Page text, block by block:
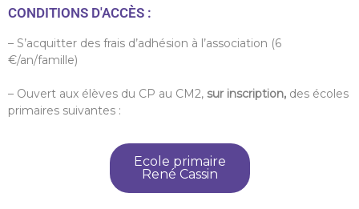
CONDITIONS D'ACCÈS :
– S’acquitter des frais d’adhésion à l’association (6
€/an/famille)
– Ouvert aux élèves du CP au CM2, sur inscription, des écoles
primaires suivantes :
Ecole primaire
René Cassin